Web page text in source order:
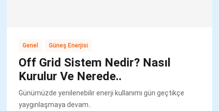
Genel Güneş Enerjisi
Off Grid Sistem Nedir? Nasıl
Kurulur Ve Nerede..
Günümüzde yenilenebilir enerji kullanımı gün geçtikçe
yaygınlaşmaya devam..